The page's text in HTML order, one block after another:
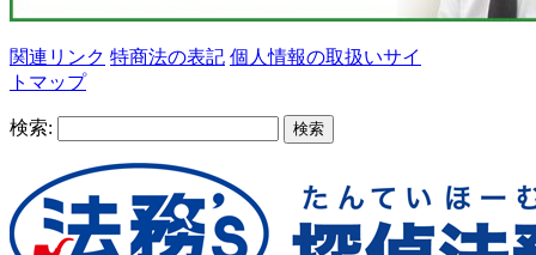
関連リンク 特商法の表記 個人情報の取扱いサイ
トマップ
検索: